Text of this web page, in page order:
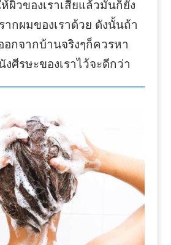
ผิวของเราเสียแล้วมันก็ยัง
ากผมของเราด้วย ดังนั้นถ้า
อกจากบ้านจริงๆก็ควรหา
ศีรษะของเราไว้จะดีกว่า